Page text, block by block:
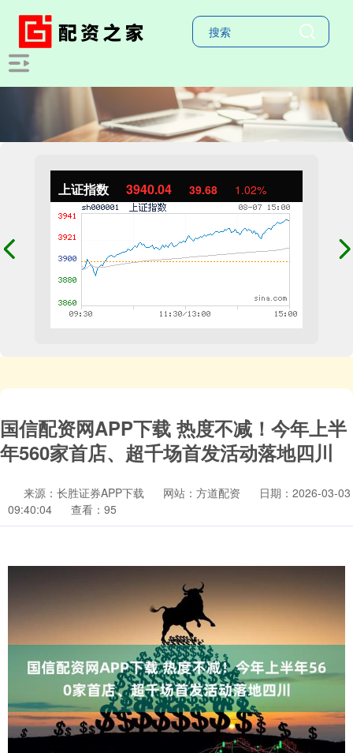
上证指数 3940.04 39.68 1.02%
国信配资网APP下载 热度不减！今年上半
年560家首店、超千场首发活动落地四川
来源：长胜证券APP下载 网站：方道配资
日期：2026-03-03
09:40:04
查看：95